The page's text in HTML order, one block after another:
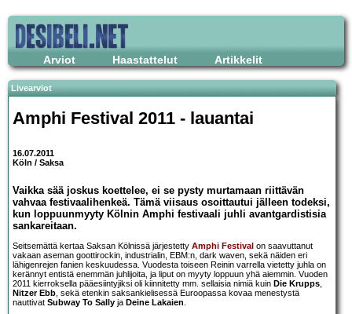
Arviot Haastattelut Artikkelit
Livearviot
Amphi Festival 2011 - lauantai
16.07.2011
Köln / Saksa
Vaikka sää joskus koettelee, ei se pysty murtamaan riittävän
vahvaa festivaalihenkeä. Tämä viisaus osoittautui jälleen todeksi,
kun loppuunmyyty Kölnin Amphi festivaali juhli avantgardistisia
sankareitaan.
Seitsemättä kertaa Saksan Kölnissä järjestetty Amphi Festival on saavuttanut
vakaan aseman goottirockin, industrialin, EBM:n, dark waven, sekä näiden eri
lähigenrejen fanien keskuudessa. Vuodesta toiseen Reinin varrella vietetty juhla on
kerännyt entistä enemmän juhlijoita, ja liput on myyty loppuun yhä aiemmin. Vuoden
2011 kierroksella pääesiintyjiksi oli kiinnitetty mm. sellaisia nimiä kuin Die Krupps,
Nitzer Ebb, sekä etenkin saksankielisessä Euroopassa kovaa menestystä
nauttivat Subway To Sally ja Deine Lakaien.